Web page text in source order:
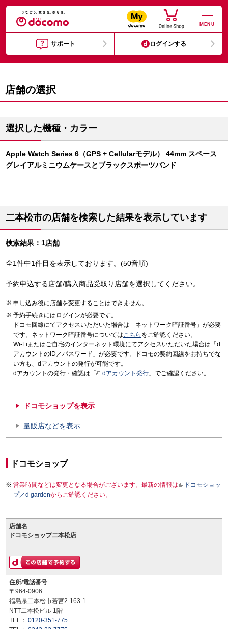
MENU
サポート ログインする
店舗の選択
選択した機種・カラー
Apple Watch Series 6（GPS + Cellularモデル） 44mm スペース
グレイアルミニウムケースとブラックスポーツバンド
二本松市の店舗を検索した結果を表示しています
検索結果：1店舗
全1件中1件目を表示しております。(50音順)
予約申込する店舗/購入商品受取り店舗を選択してください。
申し込み後に店舗を変更することはできません。
予約手続きにはログインが必要です。
ドコモ回線にてアクセスいただいた場合は「ネットワーク暗証番号」が必要
です。ネットワーク暗証番号についてはこちら をご確認ください。
Wi-Fiまたはご自宅のインターネット環境にてアクセスいただいた場合は「d
アカウントのID／パスワード」が必要です。ドコモの契約回線をお持ちでな
い方も、dアカウントの発行が可能です。
dアカウントの発行・確認は「
dアカウント発行 」でご確認ください。
ドコモショップを表示
量販店などを表示
ドコモショップ
営業時間などは変更となる場合がございます。最新の情報は
ドコモショッ
プ／d gardenからご確認ください。
店舗名
ドコモショップ二本松店
住所/電話番号
〒964-0906
福島県二本松市若宮2-163-1
NTT二本松ビル 1階
TEL： 0120-351-775